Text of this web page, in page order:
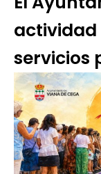
actividad
servicios